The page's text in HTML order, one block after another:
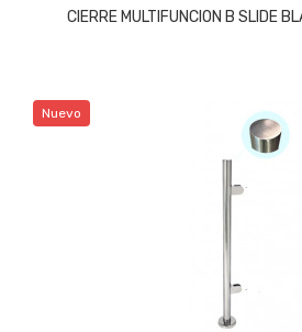
CIERRE MULTIFUNCION B SLIDE
Nuevo